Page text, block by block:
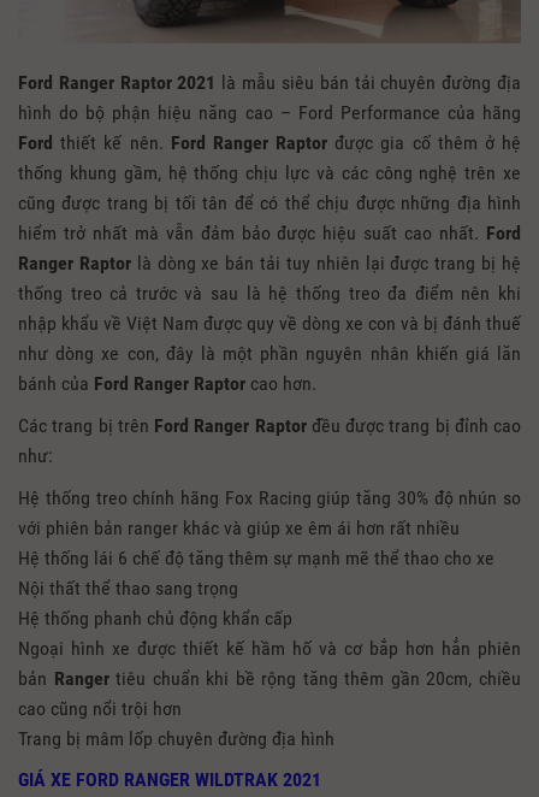
Ford Ranger Raptor 2021 là mẫu siêu bán tải chuyên đường địa
hình do bộ phận hiệu năng cao – Ford Performance của hãng
Ford thiết kế nên. Ford Ranger Raptor được gia cố thêm ở hệ
thống khung gầm, hệ thống chịu lực và các công nghệ trên xe
cũng được trang bị tối tân để có thể chịu được những địa hình
hiểm trở nhất mà vẫn đảm bảo được hiệu suất cao nhất. Ford
Ranger Raptorlà dòng xe bán tải tuy nhiên lại được trang bị hệ
thống treo cả trước và sau là hệ thống treo đa điểm nên khi
nhập khẩu về Việt Nam được quy về dòng xe con và bị đánh thuế
như dòng xe con, đây là một phần nguyên nhân khiến giá lăn
bánh của Ford Ranger Raptor cao hơn.
Các trang bị trên Ford Ranger Raptorđều được trang bị đỉnh cao
như:
Hệ thống treo chính hãng Fox Racing giúp tăng 30% độ nhún so
với phiên bản ranger khác và giúp xe êm ái hơn rất nhiều
Hệ thống lái 6 chế độ tăng thêm sự mạnh mẽ thể thao cho xe
Nội thất thể thao sang trọng
Hệ thống phanh chủ động khẩn cấp
Ngoại hình xe được thiết kế hầm hố và cơ bắp hơn hẳn phiên
bản Rangertiêu chuẩn khi bề rộng tăng thêm gần 20cm, chiều
cao cũng nổi trội hơn
Trang bị mâm lốp chuyên đường địa hình
GIÁ XE FORD RANGER WILDTRAK 2021